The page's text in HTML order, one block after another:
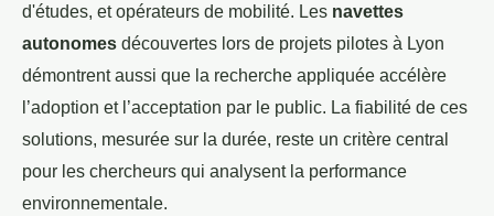
d'études, et opérateurs de mobilité. Les navettes
autonomes découvertes lors de projets pilotes à Lyon
démontrent aussi que la recherche appliquée accélère
l’adoption et l’acceptation par le public. La fiabilité de ces
solutions, mesurée sur la durée, reste un critère central
pour les chercheurs qui analysent la performance
environnementale.